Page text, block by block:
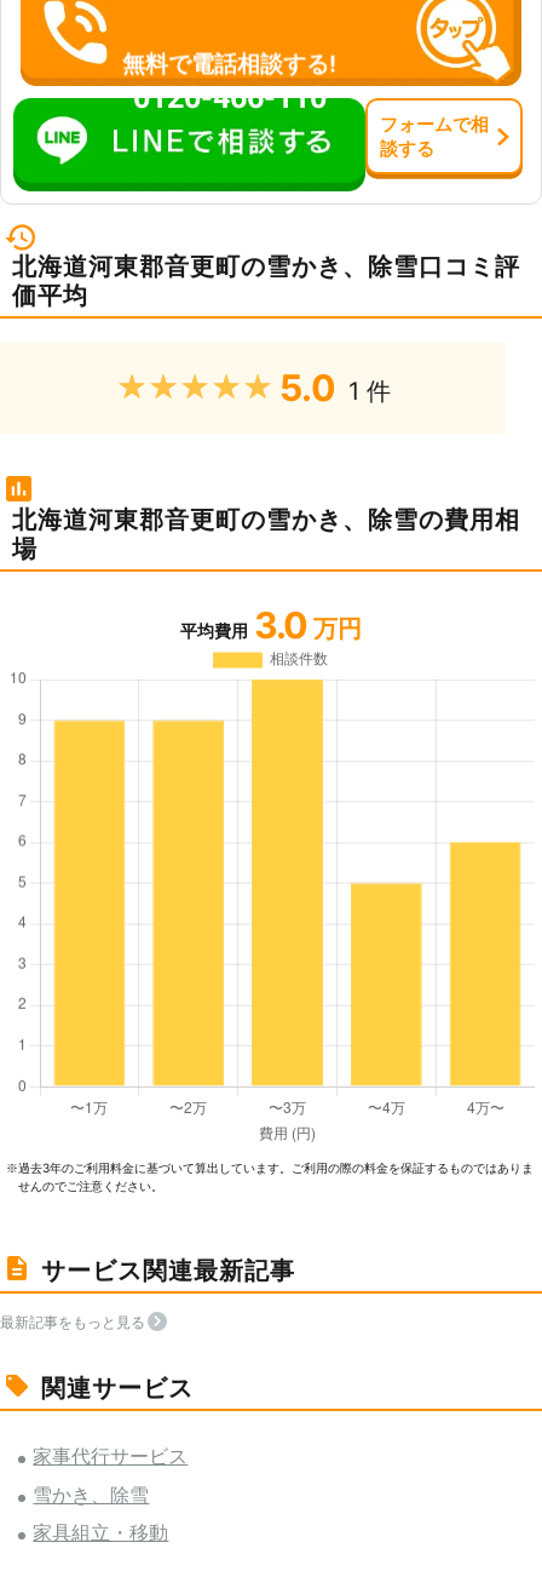
無料で電話相談する!
0120-466-110
フォームで相
談する
北海道河東郡音更町の雪かき、除雪口コミ評
価平均
★★★★★ 5.0 1 件
北海道河東郡音更町の雪かき、除雪の費用相
場
平均費用 3.0 万円
※過去3年のご利⽤料⾦に基づいて算出しています。ご利⽤の際の料⾦を保証するものではありま
せんのでご注意ください。
サービス関連最新記事
最新記事をもっと見る
関連サービス
家事代行サービス
雪かき、除雪
家具組立・移動